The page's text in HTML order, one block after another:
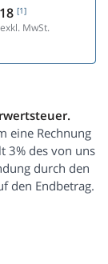
[1]
exkl. MwSt.
eine Rechnung
3% des von uns
durch den
den Endbetrag.